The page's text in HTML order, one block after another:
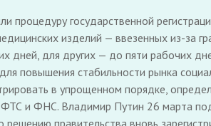
процедуру государственной
изделий — ввезенных из-за
для других — до пяти рабочих
повышения стабильности рынка
в упрощенном порядке,
и ФНС. Владимир Путин 26 марта
правительства вновь